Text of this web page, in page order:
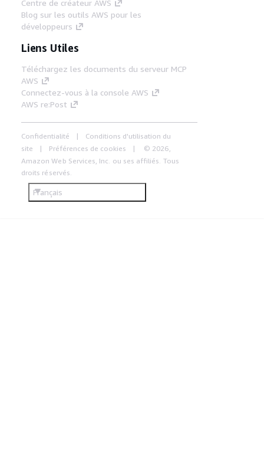
Centre de créateur AWS
Blog sur les outils AWS pour les
développeurs
Liens Utiles
Téléchargez les documents du serveur MCP
AWS
Connectez-vous à la console AWS
AWS re:Post
Confidentialité
Conditions d'utilisation du
site
Préférences de cookies
© 2026,
Amazon Web Services, Inc. ou ses affiliés. Tous
droits réservés.
Français